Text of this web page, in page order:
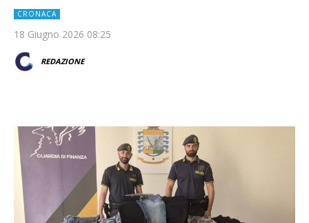
CRONACA
18 Giugno 2026 08:25
REDAZIONE